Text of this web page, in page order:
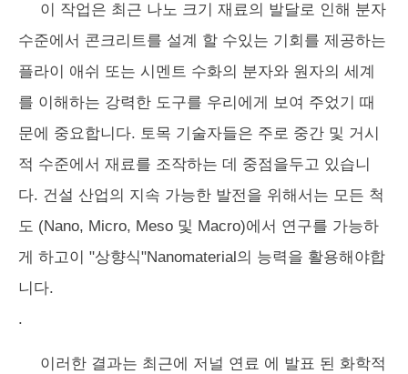
이 작업은 최근 나노 크기 재료의 발달로 인해 분자
수준에서 콘크리트를 설계 할 수있는 기회를 제공하는
플라이 애쉬 또는 시멘트 수화의 분자와 원자의 세계
를 이해하는 강력한 도구를 우리에게 보여 주었기 때
문에 중요합니다. 토목 기술자들은 주로 중간 및 거시
적 수준에서 재료를 조작하는 데 중점을두고 있습니
다. 건설 산업의 지속 가능한 발전을 위해서는 모든 척
도 (Nano, Micro, Meso 및 Macro)에서 연구를 가능하
게 하고이 "상향식"Nanomaterial의 능력을 활용해야합
니다.
.
이러한 결과는 최근에 저널 연료 에 발표 된 화학적